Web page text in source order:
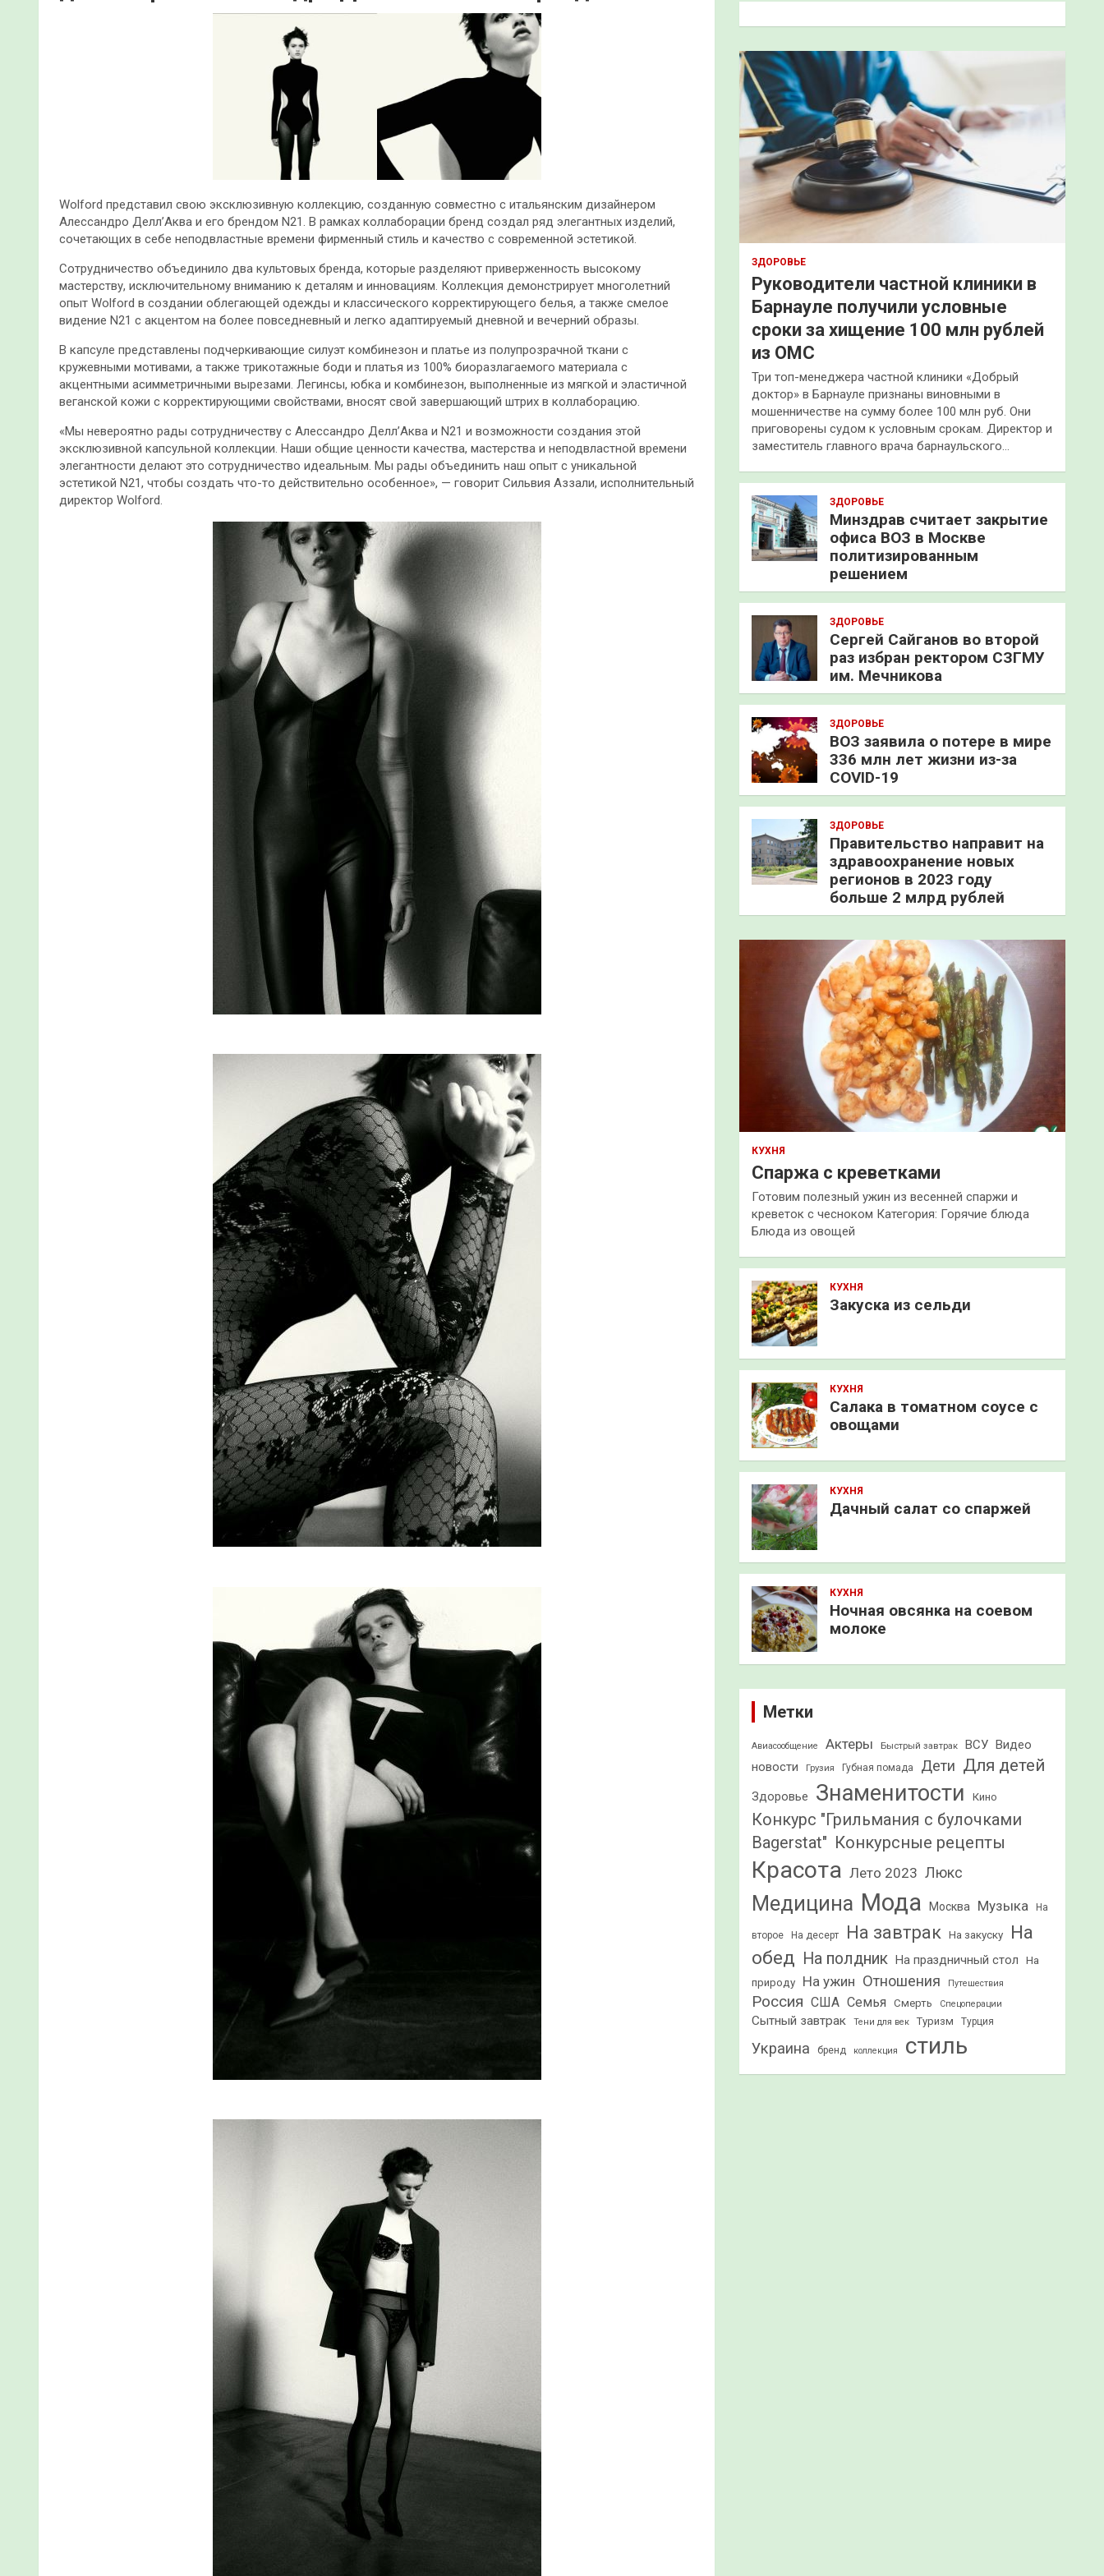
Wolford представил свою эксклюзивную коллекцию, созданную совместно с итальянским дизайнером
Алессандро Делл’Аква и его брендом N21. В рамках коллаборации бренд создал ряд элегантных изделий,
сочетающих в себе неподвластные времени фирменный стиль и качество с современной эстетикой.
Сотрудничество объединило два культовых бренда, которые разделяют приверженность высокому
мастерству, исключительному вниманию к деталям и инновациям. Коллекция демонстрирует многолетний
опыт Wolford в создании облегающей одежды и классического корректирующего белья, а также смелое
видение N21 с акцентом на более повседневный и легко адаптируемый дневной и вечерний образы.
В капсуле представлены подчеркивающие силуэт комбинезон и платье из полупрозрачной ткани с
кружевными мотивами, а также трикотажные боди и платья из 100% биоразлагаемого материала с
акцентными асимметричными вырезами. Легинсы, юбка и комбинезон, выполненные из мягкой и эластичной
веганской кожи с корректирующими свойствами, вносят свой завершающий штрих в коллаборацию.
«Мы невероятно рады сотрудничеству с Алессандро Делл’Аква и N21 и возможности создания этой
эксклюзивной капсульной коллекции. Наши общие ценности качества, мастерства и неподвластной времени
элегантности делают это сотрудничество идеальным. Мы рады объединить наш опыт с уникальной
эстетикой N21, чтобы создать что-то действительно особенное», — говорит Сильвия Аззали, исполнительный
директор Wolford.
к
ЗДОРОВЬЕ
Руководители частной клиники в
Барнауле получили условные
сроки за хищение 100 млн рублей
из ОМС
Три топ-менеджера частной клиники «Добрый
доктор» в Барнауле признаны виновными в
мошенничестве на сумму более 100 млн руб. Они
приговорены судом к условным срокам. Директор и
заместитель главного врача барнаульского…
ЗДОРОВЬЕ
Минздрав считает закрытие
офиса ВОЗ в Москве
политизированным
решением
ЗДОРОВЬЕ
Сергей Сайганов во второй
раз избран ректором СЗГМУ
им. Мечникова
ЗДОРОВЬЕ
ВОЗ заявила о потере в мире
336 млн лет жизни из-за
COVID-19
ЗДОРОВЬЕ
Правительство направит на
здравоохранение новых
регионов в 2023 году
больше 2 млрд рублей
КУХНЯ
Спаржа с креветками
Готовим полезный ужин из весенней спаржи и
креветок с чесноком Категория: Горячие блюда
Блюда из овощей
КУХНЯ
Закуска из сельди
КУХНЯ
Салака в томатном соусе с
овощами
КУХНЯ
Дачный салат со спаржей
КУХНЯ
Ночная овсянка на соевом
молоке
Метки
Авиасообщение Актеры Быстрый завтрак ВСУ Видео
новости
Грузия Губная помада Дети Для детей
Здоровье Знаменитости Кино
Конкурс "Грильмания с булочками
Bagerstat" Конкурсные рецепты
Красота Лето 2023 Люкс
Медицина Мода Москва Музыка На
второе На десерт На завтрак На закуску
На
обед На полдник На праздничный стол
На
природу
На ужин Отношения Путешествия
Россия США Семья Смерть Спецоперации
Сытный завтрак Тени для век Туризм Турция
Украина бренд коллекция стиль